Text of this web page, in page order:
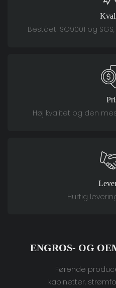
Bestået ISO9001 og SGS,
Høj kvalitet og den
Hurtig
ENGROS- OG
Førende
kabinetter,